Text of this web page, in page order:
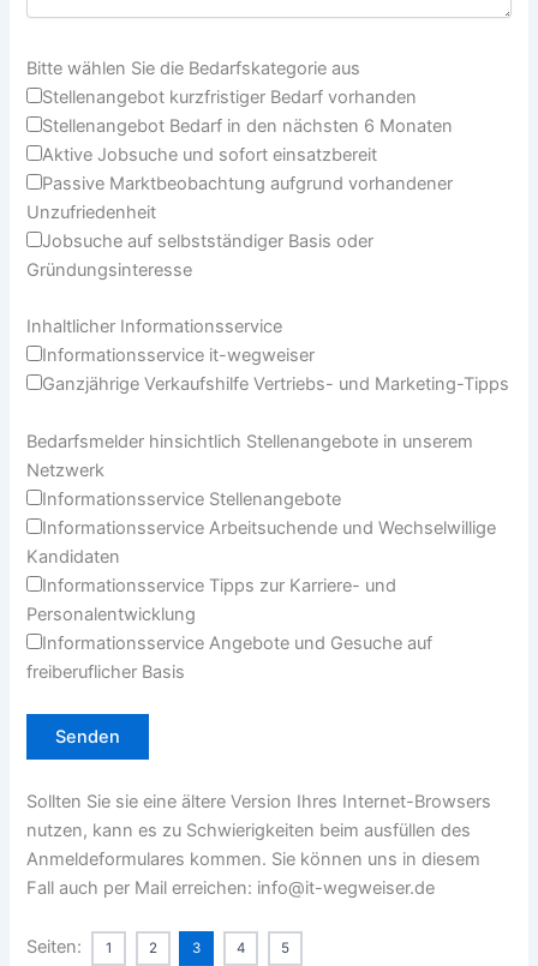
Bitte wählen Sie die Bedarfskategorie aus
Stellenangebot kurzfristiger Bedarf vorhanden
Stellenangebot Bedarf in den nächsten 6 Monaten
Aktive Jobsuche und sofort einsatzbereit
Passive Marktbeobachtung aufgrund vorhandener
Unzufriedenheit
Jobsuche auf selbstständiger Basis oder
Gründungsinteresse
Inhaltlicher Informationsservice
Informationsservice it-wegweiser
Ganzjährige Verkaufshilfe Vertriebs- und Marketing-Tipps
Bedarfsmelder hinsichtlich Stellenangebote in unserem
Netzwerk
Informationsservice Stellenangebote
Informationsservice Arbeitsuchende und Wechselwillige
Kandidaten
Informationsservice Tipps zur Karriere- und
Personalentwicklung
Informationsservice Angebote und Gesuche auf
freiberuflicher Basis
Sollten Sie sie eine ältere Version Ihres Internet-Browsers
nutzen, kann es zu Schwierigkeiten beim ausfüllen des
Anmeldeformulares kommen. Sie können uns in diesem
Fall auch per Mail erreichen: info@it-wegweiser.de
Seiten: 1 2 3 4 5